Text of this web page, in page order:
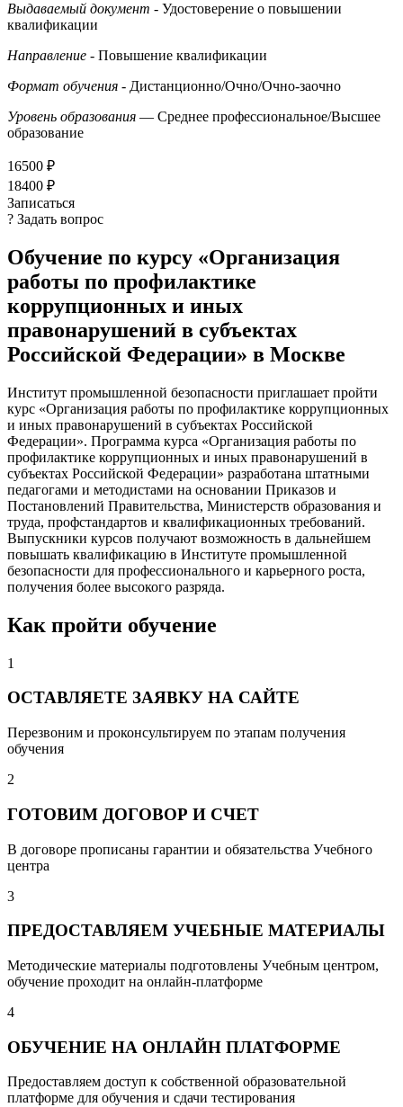
Выдаваемый документ - Удостоверение о повышении
квалификации
Направление - Повышение квалификации
Формат обучения - Дистанционно/Очно/Очно-заочно
Уровень образования — Среднее профессиональное/Высшее
образование
16500 ₽
18400 ₽
Записаться
? Задать вопрос
Обучение по курсу «Организация
работы по профилактике
коррупционных и иных
правонарушений в субъектах
Российской Федерации» в Москве
Институт промышленной безопасности приглашает пройти
курс «Организация работы по профилактике коррупционных
и иных правонарушений в субъектах Российской
Федерации». Программа курса «Организация работы по
профилактике коррупционных и иных правонарушений в
субъектах Российской Федерации» разработана штатными
педагогами и методистами на основании Приказов и
Постановлений Правительства, Министерств образования и
труда, профстандартов и квалификационных требований.
Выпускники курсов получают возможность в дальнейшем
повышать квалификацию в Институте промышленной
безопасности для профессионального и карьерного роста,
получения более высокого разряда.
Как пройти обучение
1
ОСТАВЛЯЕТЕ ЗАЯВКУ НА САЙТЕ
Перезвоним и проконсультируем по этапам получения
обучения
2
ГОТОВИМ ДОГОВОР И СЧЕТ
В договоре прописаны гарантии и обязательства Учебного
центра
3
ПРЕДОСТАВЛЯЕМ УЧЕБНЫЕ МАТЕРИАЛЫ
Методические материалы подготовлены Учебным центром,
обучение проходит на онлайн-платформе
4
ОБУЧЕНИЕ НА ОНЛАЙН ПЛАТФОРМЕ
Предоставляем доступ к собственной образовательной
платформе для обучения и сдачи тестирования